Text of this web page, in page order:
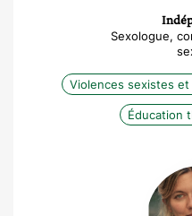
Sexologue,
Violences sexistes et
Éducation